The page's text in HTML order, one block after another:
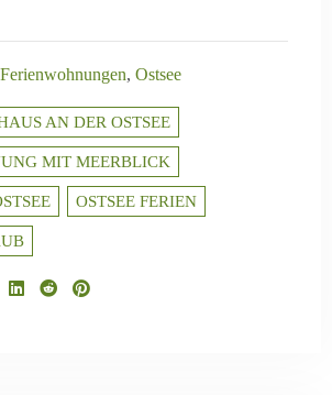
Ferienwohnungen, Ostsee
AN DER OSTSEE
MIT MEERBLICK
OSTSEE FERIEN